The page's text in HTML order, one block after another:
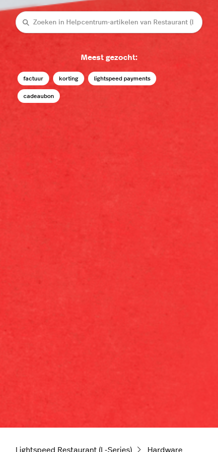
Zoeken
Meest gezocht:
factuur korting lightspeed payments
cadeaubon
Lightspeed Restaurant (L-Series) Hardware